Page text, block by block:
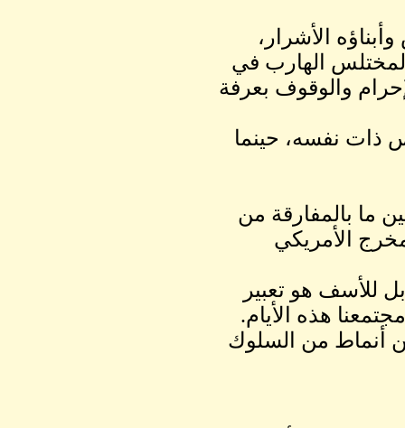
الأشرار،
الهارب في
والوقوف بعرفة
ذات نفسه، حينما
ما بالمفارقة من
الأمريكي
للأسف هو تعبير
هذه الأيام.
أنماط من السلوك